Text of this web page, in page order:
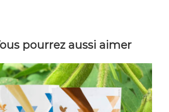
pourrez aussi aimer